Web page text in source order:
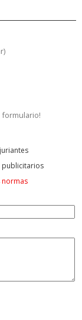
)
formulario!
publicitarios
normas